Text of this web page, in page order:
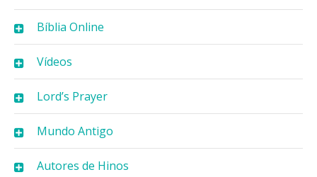
Bíblia Online
Vídeos
Lord’s Prayer
Mundo Antigo
Autores de Hinos